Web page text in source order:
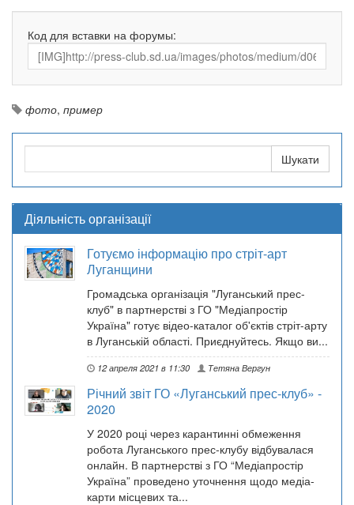
Код для вставки на форумы:
фото, пример
Діяльність організації
Готуємо інформацію про стріт-арт
Луганщини
Громадська організація "Луганський прес-
клуб" в партнерстві з ГО "Медіапростір
Україна" готує відео-каталог об'єктів стріт-арту
в Луганській області. Приєднуйтесь. Якщо ви...
12 апреля 2021 в 11:30 Тетяна Вергун
Річний звіт ГО «Луганський прес-клуб» -
2020
У 2020 році через карантинні обмеження
робота Луганського прес-клубу відбувалася
онлайн. В партнерстві з ГО “Медіапростір
Україна” проведено уточнення щодо медіа-
карти місцевих та...